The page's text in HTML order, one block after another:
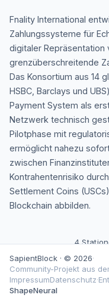
Fnality International
Zahlungssysteme für
digitaler Repräsentation
grenzüberschreitende
Das Konsortium aus 14
HSBC, Barclays und
Payment System als
Netzwerk technisch
Pilotphase mit
ermöglicht nahezu
zwischen
Kontrahentenrisiko
Settlement Coins
Blockchain abbilden.
4
AKT 1 VON 4 —
Das Problem
SapientBlock · © 2026·
Community-Projekt aus
ImpressumDatenschutz·
ShapeNeural